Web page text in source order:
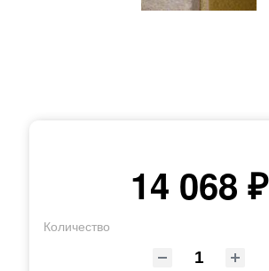
14 068 ₽
Количество